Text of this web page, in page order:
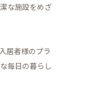
な施設をめざ
居者様のプラ
毎日の暮らし